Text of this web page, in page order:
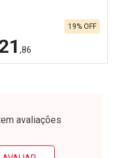
,86
19% OFF
Menos
avaliações